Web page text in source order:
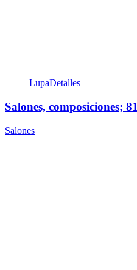
LupaDetalles
Salones, composiciones; 81
Salones